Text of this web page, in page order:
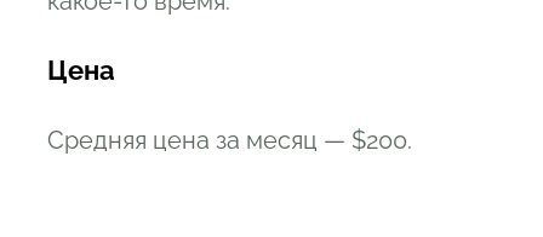
Цена
Средняя цена за месяц — $200.